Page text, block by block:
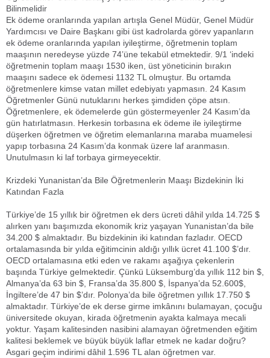
Bilinmelidir
Ek ödeme oranlarında yapılan artışla Genel Müdür, Genel Müdür
Yardımcısı ve Daire Başkanı gibi üst kadrolarda görev yapanların
ek ödeme oranlarında yapılan iyileştirme, öğretmenin toplam
maaşının neredeyse yüzde 74’üne tekabül etmektedir. 9/1 ‘indeki
öğretmenin toplam maaşı 1530 iken, üst yöneticinin bırakın
maaşını sadece ek ödemesi 1132 TL olmuştur. Bu ortamda
öğretmenlere kimse vatan millet edebiyatı yapmasın. 24 Kasım
Öğretmenler Günü nutuklarını herkes şimdiden çöpe atsın.
Öğretmenlere, ek ödemelerde gün göstermeyenler 24 Kasım’da
gün hatırlatmasın. Herkesin torbasına ek ödeme ile iyileştirme
düşerken öğretmen ve öğretim elemanlarına maraba muamelesi
yapıp torbasına 24 Kasım’da konmak üzere laf aranmasın.
Unutulmasın ki laf torbaya girmeyecektir.
Krizdeki Yunanistan’da Bile Öğretmenlerin Maaşı Bizdekinin İki
Katından Fazla
Türkiye’de 15 yıllık bir öğretmen ek ders ücreti dâhil yılda 14.725 $
alırken yanı başımızda ekonomik kriz yaşayan Yunanistan’da bile
34.200 $ almaktadır. Bu bizdekinin iki katından fazladır. OECD
ortalamasında bir yılda eğitimcinin aldığı yıllık ücret 41.100 $’dır.
OECD ortalamasına etki eden ve rakamı aşağıya çekenlerin
başında Türkiye gelmektedir. Çünkü Lüksemburg’da yıllık 112 bin $,
Almanya’da 63 bin $, Fransa’da 35.800 $, İspanya’da 52.600$,
İngiltere’de 47 bin $’dır. Polonya’da bile öğretmen yıllık 17.750 $
almaktadır. Türkiye’de ek derse girme imkânını bulamayan, çocuğu
üniversitede okuyan, kirada öğretmenin ayakta kalmaya mecali
yoktur. Yaşam kalitesinden nasibini alamayan öğretmenden eğitim
kalitesi beklemek ve büyük büyük laflar etmek ne kadar doğru?
Asgari geçim indirimi dâhil 1.596 TL alan öğretmen var.